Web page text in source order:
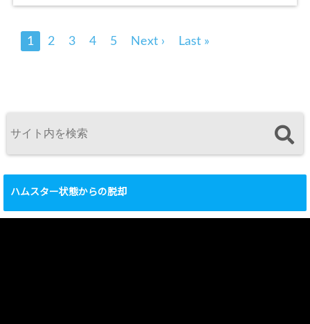
1 2 3 4 5 Next › Last »
ハムスター状態からの脱却